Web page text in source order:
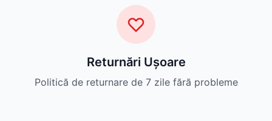
Returnări Ușoare
Politică de returnare de 7 zile fără probleme